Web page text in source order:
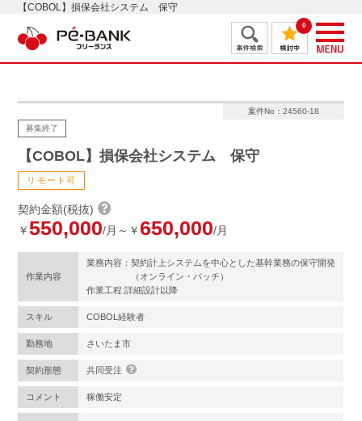
【COBOL】損保会社システム 保守
0
案件No：24560-18
募集終了
【COBOL】損保会社システム 保守
リモート可
契約金額(税抜)
￥550,000/月～￥ 650,000/月
作業内容
業務内容：契約計上システムを中心とした基幹業務の保守開発
（オンライン・バッチ）
作業工程:詳細設計以降
スキル COBOL経験者
勤務地 さいたま市
契約形態 共同受注
コメント 稼働安定